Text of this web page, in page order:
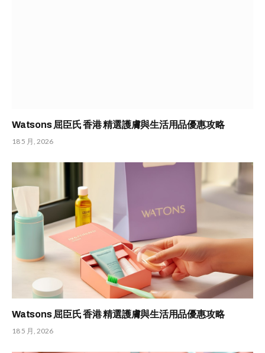
Watsons 屈臣氏 香港 精選護膚與生活用品優惠攻略
18 5 月, 2026
Watsons 屈臣氏 香港 精選護膚與生活用品優惠攻略
18 5 月, 2026